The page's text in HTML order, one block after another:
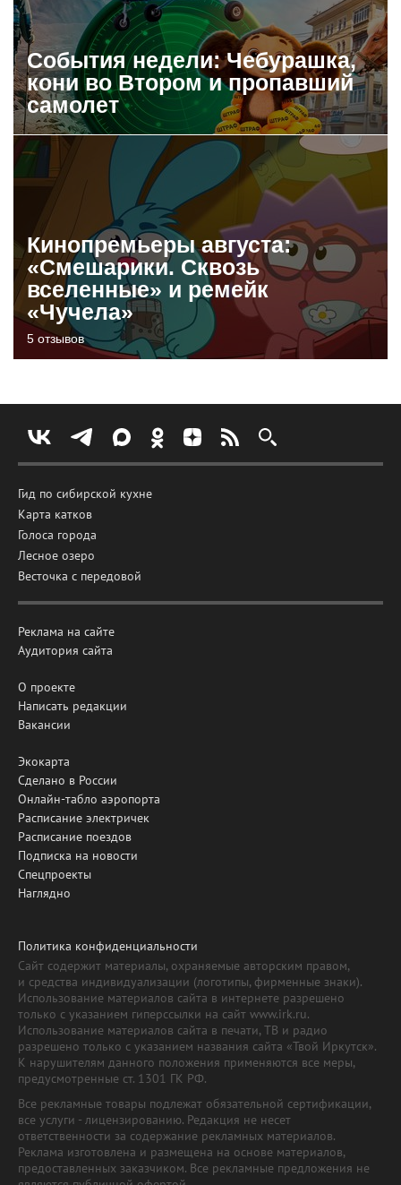
События недели: Чебурашка,
кони во Втором и пропавший
самолет
Кинопремьеры августа:
«Смешарики. Сквозь
вселенные» и ремейк
«Чучела»
5 отзывов
Гид по сибирской кухне
Карта катков
Голоса города
Лесное озеро
Весточка с передовой
Реклама на сайте
Аудитория сайта
О проекте
Написать редакции
Вакансии
Экокарта
Сделано в России
Онлайн-табло аэропорта
Расписание электричек
Расписание поездов
Подписка на новости
Спецпроекты
Наглядно
Политика конфиденциальности
Сайт содержит материалы, охраняемые авторским правом,
и средства индивидуализации (логотипы, фирменные знаки).
Использование материалов сайта в интернете разрешено
только с указанием гиперссылки на сайт www.irk.ru.
Использование материалов сайта в печати, ТВ и радио
разрешено только с указанием названия сайта «Твой Иркутск».
К нарушителям данного положения применяются все меры,
предусмотренные ст. 1301 ГК РФ.
Все рекламные товары подлежат обязательной сертификации,
все услуги - лицензированию. Редакция не несет
ответственности за содержание рекламных материалов.
Реклама изготовлена и размещена на основе материалов,
предоставленных заказчиком. Все рекламные предложения не